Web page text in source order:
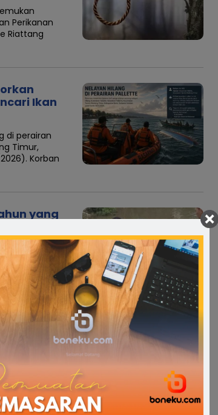
Perikanan
Riattang
Ikan
di perairan
Timur,
Korban
yang
Riattang
Cari Bocah
tenggelam
Riattang